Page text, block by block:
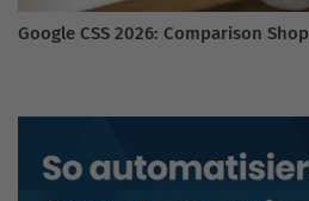
Google CSS 2026: Comparison